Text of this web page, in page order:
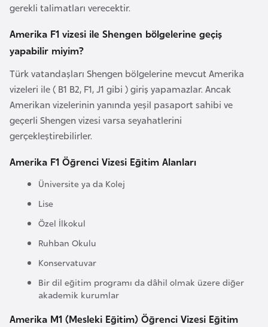
gerekli talimatları verecektir.
Amerika F1 vizesi ile Shengen bölgelerine geçiş
yapabilir miyim?
Türk vatandaşları Shengen bölgelerine mevcut Amerika
vizeleri ile ( B1 B2, F1, J1 gibi ) giriş yapamazlar. Ancak
Amerikan vizelerinin yanında yeşil pasaport sahibi ve
geçerli Shengen vizesi varsa seyahatlerini
gerçekleştirebilirler.
Amerika F1 Öğrenci Vizesi Eğitim Alanları
Üniversite ya da Kolej
Lise
Özel İlkokul
Ruhban Okulu
Konservatuvar
Bir dil eğitim programı da dâhil olmak üzere diğer
akademik kurumlar
Amerika M1 (Mesleki Eğitim) Öğrenci Vizesi Eğitim
B
o
n
a
H
e
r
s
k